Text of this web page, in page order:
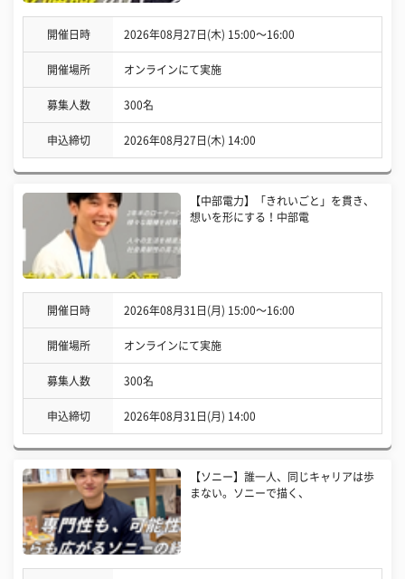
開催日時 2026年08月27日(木) 15:00〜16:00
開催場所 オンラインにて実施
募集人数 300名
申込締切 2026年08月27日(木) 14:00
【中部電力】「きれいごと」を貫き、
想いを形にする！中部電
開催日時 2026年08月31日(月) 15:00〜16:00
開催場所 オンラインにて実施
募集人数 300名
申込締切 2026年08月31日(月) 14:00
【ソニー】誰一人、同じキャリアは歩
まない。ソニーで描く、